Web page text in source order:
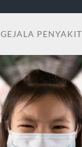
GEJALA PENYAKIT